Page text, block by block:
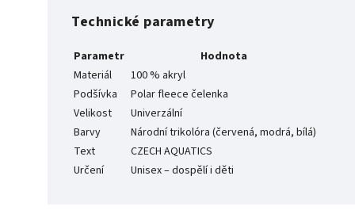
Technické parametry
Parametr
Hodnota
Materiál
100 % akryl
Podšívka
Polar fleece čelenka
Velikost
Univerzální
Barvy
Národní trikolóra (červená, modrá, bílá)
Text
CZECH AQUATICS
Určení
Unisex – dospělí i děti